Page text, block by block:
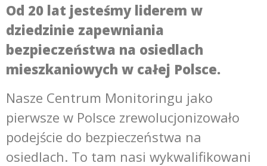
Od 20 lat jesteśmy liderem w
dziedzinie zapewniania
bezpieczeństwa na osiedlach
mieszkaniowych w całej Polsce.
Nasze Centrum Monitoringu jako
pierwsze w Polsce zrewolucjonizowało
podejście do bezpieczeństwa na
osiedlach. To tam nasi wykwalifikowani